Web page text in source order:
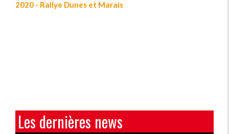
2020 - Rallye Dunes et Marais
Les dernières news